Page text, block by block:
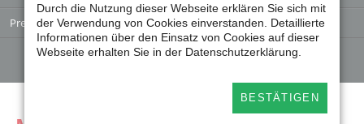
Pressearchiv
Twitter
Durch die Nutzung dieser Webseite erklären Sie sich mit
der Verwendung von Cookies einverstanden. Detaillierte
Informationen über den Einsatz von Cookies auf dieser
Webseite erhalten Sie in der Datenschutzerklärung.
BESTÄTIGEN